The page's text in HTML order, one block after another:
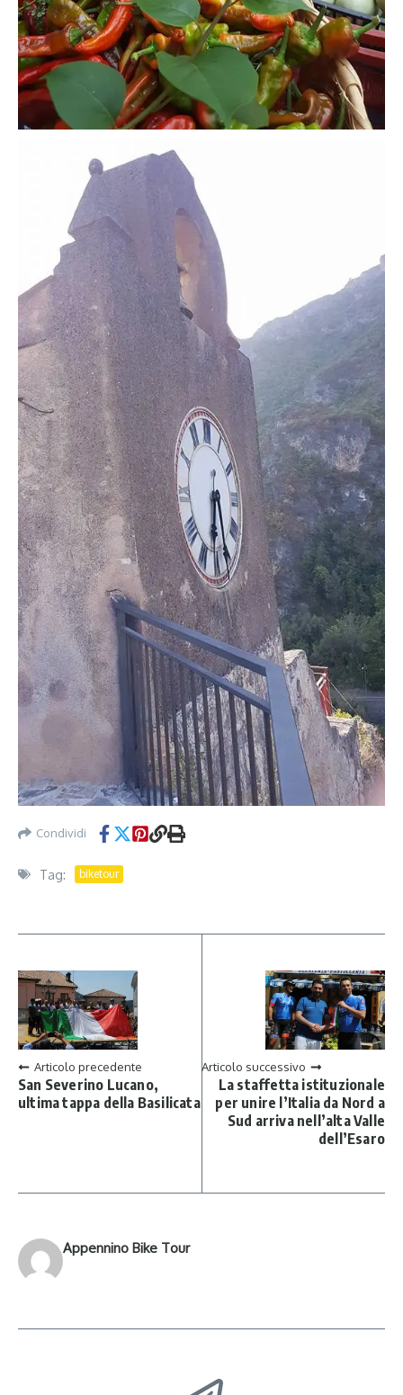
Condividi
Tag: biketour
Articolo precedente
San Severino Lucano,
ultima tappa della Basilicata
Articolo successivo
La staffetta istituzionale
per unire l’Italia da Nord a
Sud arriva nell’alta Valle
dell’Esaro
Appennino Bike Tour